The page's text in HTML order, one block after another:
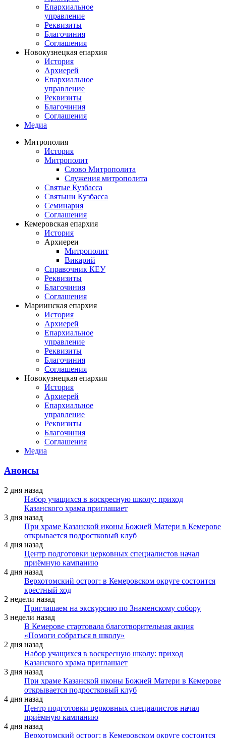
Епархиальное
управление
Реквизиты
Благочиния
Соглашения
Новокузнецкая епархия
История
Архиерей
Епархиальное
управление
Реквизиты
Благочиния
Соглашения
Медиа
Митрополия
История
Митрополит
Слово Митрополита
Служения митрополита
Святые Кузбасса
Святыни Кузбасса
Семинария
Соглашения
Кемеровская епархия
История
Архиереи
Митрополит
Викарий
Справочник КЕУ
Реквизиты
Благочиния
Соглашения
Мариинская епархия
История
Архиерей
Епархиальное
управление
Реквизиты
Благочиния
Соглашения
Новокузнецкая епархия
История
Архиерей
Епархиальное
управление
Реквизиты
Благочиния
Соглашения
Медиа
Анонсы
2 дня назад
Набор учащихся в воскресную школу: приход
Казанского храма приглашает
3 дня назад
При храме Казанской иконы Божией Матери в Кемерове
открывается подростковый клуб
4 дня назад
Центр подготовки церковных специалистов начал
приёмную кампанию
4 дня назад
Верхотомский острог: в Кемеровском округе состоится
крестный ход
2 недели назад
Приглашаем на экскурсию по Знаменскому собору
3 недели назад
В Кемерове стартовала благотворительная акция
«Помоги собраться в школу»
2 дня назад
Набор учащихся в воскресную школу: приход
Казанского храма приглашает
3 дня назад
При храме Казанской иконы Божией Матери в Кемерове
открывается подростковый клуб
4 дня назад
Центр подготовки церковных специалистов начал
приёмную кампанию
4 дня назад
Верхотомский острог: в Кемеровском округе состоится